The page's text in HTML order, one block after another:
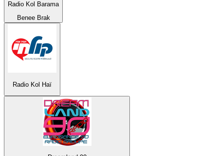
Radio Kol Barama
Benee Brak
Radio Kol Haï